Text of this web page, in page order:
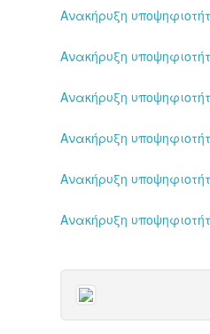
Ανακήρυξη
Ανακήρυξη
Ανακήρυξη
Ανακήρυξη
Ανακήρυξη
Ανακήρυξη